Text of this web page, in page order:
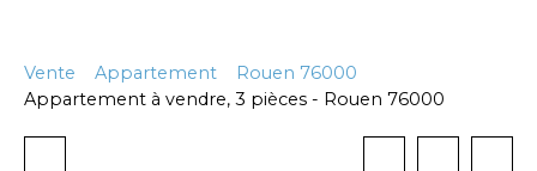
Vente Appartement
Rouen 76000
Appartement à vendre, 3 pièces - Rouen 76000